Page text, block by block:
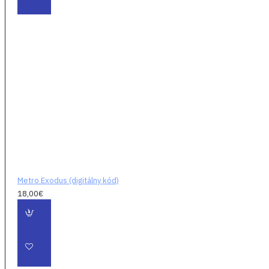
Metro Exodus (digitálny kód)
18,00€